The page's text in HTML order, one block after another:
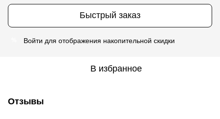
Быстрый заказ
Войти для отображения накопительной скидки
В избранное
Отзывы